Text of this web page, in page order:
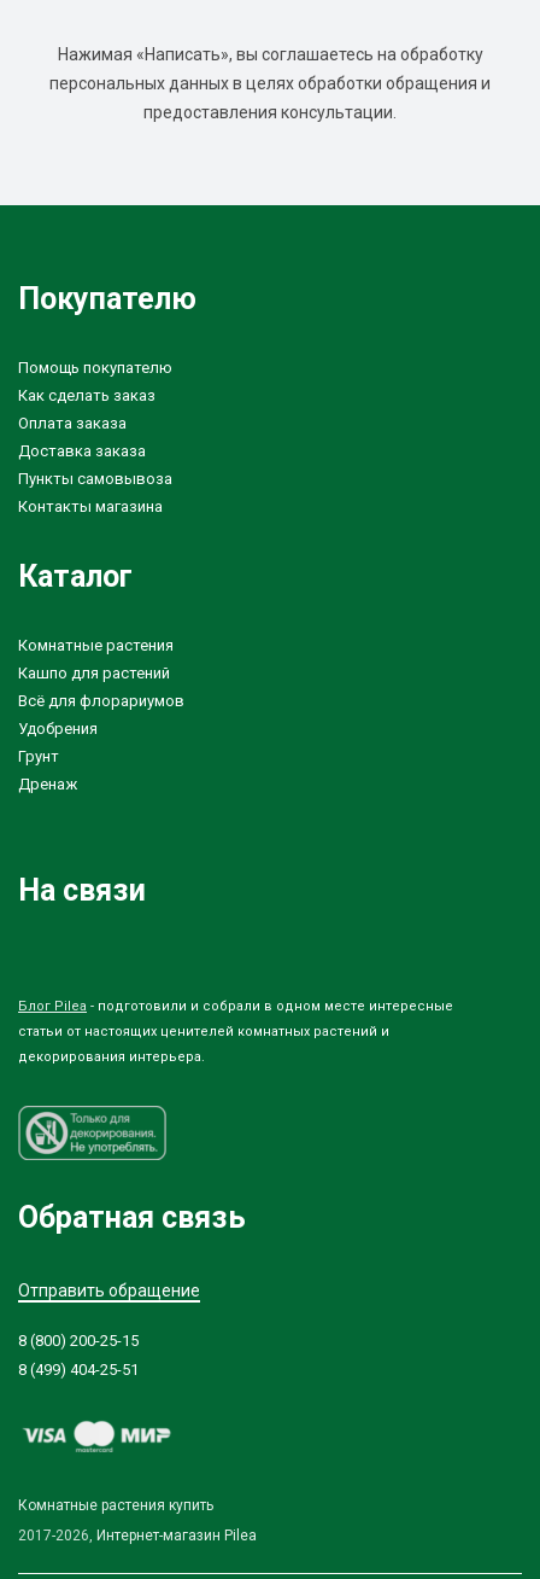
Нажимая «Написать», вы соглашаетесь на обработку
персональных данных в целях обработки обращения и
предоставления консультации.
Покупателю
Помощь покупателю
Как сделать заказ
Оплата заказа
Доставка заказа
Пункты самовывоза
Контакты магазина
Каталог
Комнатные растения
Кашпо для растений
Всё для флорариумов
Удобрения
Грунт
Дренаж
На связи
Блог Pilea - подготовили и собрали в одном месте интересные
статьи от настоящих ценителей комнатных растений и
декорирования интерьера.
Обратная связь
Отправить обращение
8 (800) 200-25-15
8 (499) 404-25-51
Комнатные растения купить
2017-2026, Интернет-магазин Pilea